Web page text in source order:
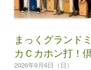
まっくグラン
カＣカホン打！
2026年9月6日（日）